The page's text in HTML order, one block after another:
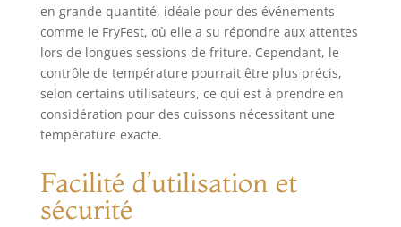
en grande quantité, idéale pour des événements
comme le FryFest, où elle a su répondre aux attentes
lors de longues sessions de friture. Cependant, le
contrôle de température pourrait être plus précis,
selon certains utilisateurs, ce qui est à prendre en
considération pour des cuissons nécessitant une
température exacte.
Facilité d’utilisation et
sécurité